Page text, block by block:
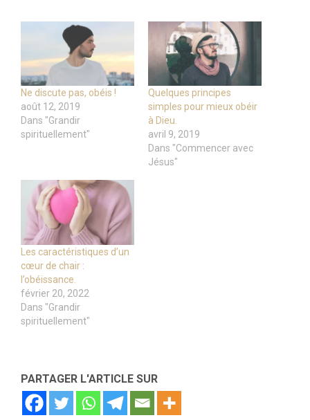
Ne discute pas, obéis !
août 12, 2019
Dans "Grandir
spirituellement"
Quelques principes
simples pour mieux obéir
à Dieu.
avril 9, 2019
Dans "Commencer avec
Jésus"
Les caractéristiques d’un
cœur de chair :
l’obéissance.
février 20, 2022
Dans "Grandir
spirituellement"
PARTAGER L'ARTICLE SUR